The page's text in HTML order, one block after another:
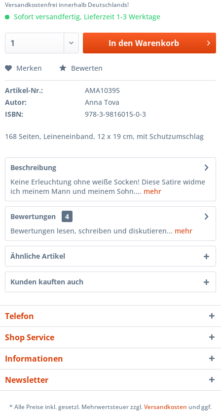
Versandkostenfrei innerhalb Deutschlands!
Sofort versandfertig, Lieferzeit 1-3 Werktage
In den Warenkorb
Merken Bewerten
Artikel-Nr.:
AMA10395
Autor:
Anna Tova
ISBN:
978-3-9816015-0-3
168 Seiten, Leineneinband, 12 x 19 cm, mit Schutzumschlag
Beschreibung
Keine Erleuchtung ohne weiße Socken! Diese Satire widme
ich meinem Mann und meinem Sohn.... mehr
Bewertungen
4
Bewertungen lesen, schreiben und diskutieren... mehr
Ähnliche Artikel
Kunden kauften auch
Telefon
Shop Service
Informationen
Newsletter
* Alle Preise inkl. gesetzl. Mehrwertsteuer zzgl.Versandkosten und ggf.